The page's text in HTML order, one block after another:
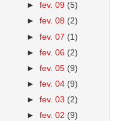
►fev. 09 (5)
►fev. 08 (2)
►fev. 07 (1)
►fev. 06 (2)
►fev. 05 (9)
►fev. 04 (9)
►fev. 03 (2)
►fev. 02 (9)